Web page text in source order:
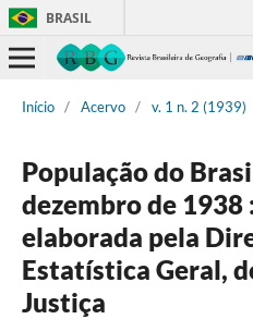
BRASIL
Início / Acervo / v. 1 n. 2 (1939)
População do
dezembro de
elaborada pela
Estatística Geral,
Justiça